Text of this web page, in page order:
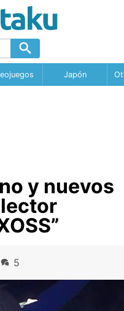
Japón
y nuevos
5